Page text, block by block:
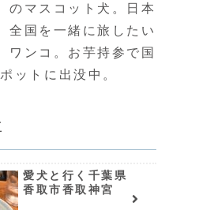
のマスコット犬。日本
全国を一緒に旅したい
ワンコ。お芋持参で国
ットに出没中。
愛犬と行く千葉県
香取市香取神宮